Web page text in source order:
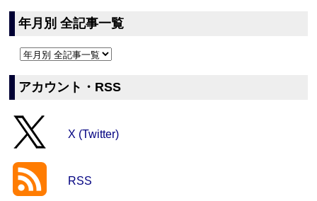
年月別 全記事一覧
アカウント・RSS
X (Twitter)
RSS